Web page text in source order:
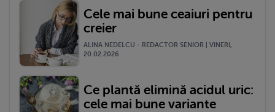
Cele mai bune ceaiuri pentru
creier
ALINA NEDELCU - REDACTOR SENIOR | VINERI,
20.02.2026
Ce plantă elimină acidul uric:
cele mai bune variante